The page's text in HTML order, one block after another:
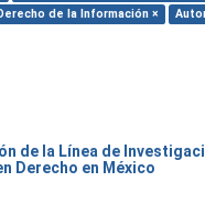
de la Información ×
de la Línea de
Derecho en México